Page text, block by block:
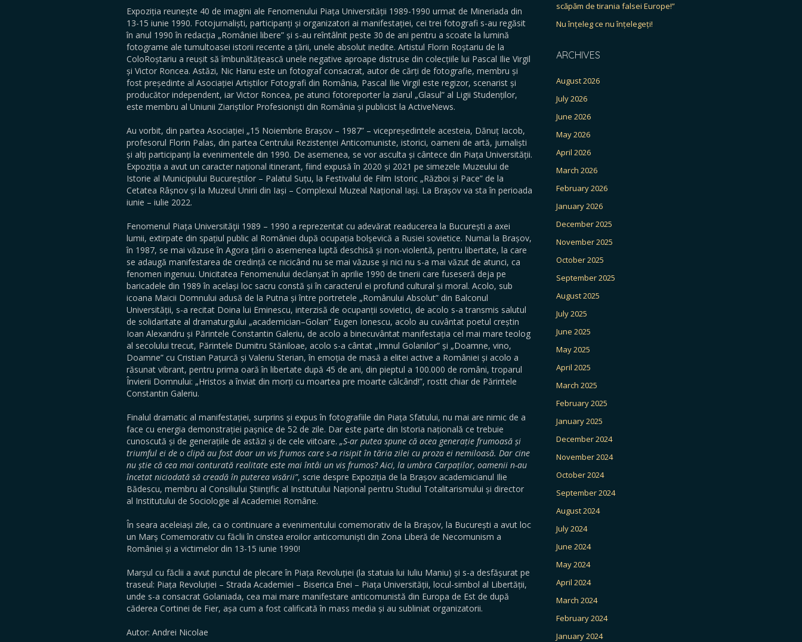
Expoziția reunește 40 de imagini ale Fenomenului Piața Universității 1989-1990 urmat de Mineriada din
13-15 iunie 1990. Fotojurnaliști, participanți și organizatori ai manifestației, cei trei fotografi s-au regăsit
în anul 1990 în redacția „României libere” și s-au reîntâlnit peste 30 de ani pentru a scoate la lumină
fotograme ale tumultoasei istorii recente a țării, unele absolut inedite. Artistul Florin Roștariu de la
ColoRoștariu a reușit să îmbunătățească unele negative aproape distruse din colecțiile lui Pascal Ilie Virgil
și Victor Roncea. Astăzi, Nic Hanu este un fotograf consacrat, autor de cărți de fotografie, membru și
fost președinte al Asociației Artiștilor Fotografi din România, Pascal Ilie Virgil este regizor, scenarist și
producător independent, iar Victor Roncea, pe atunci fotoreporter la ziarul „Glasul” al Ligii Studenților,
este membru al Uniunii Ziariștilor Profesioniști din România și publicist la ActiveNews.
Au vorbit, din partea Asociației „15 Noiembrie Brașov – 1987” – vicepreședintele acesteia, Dănuț Iacob,
profesorul Florin Palas, din partea Centrului Rezistenței Anticomuniste, istorici, oameni de artă, jurnaliști
și alți participanți la evenimentele din 1990. De asemenea, se vor asculta și cântece din Piața Universității.
Expoziția a avut un caracter național itinerant, fiind expusă în 2020 și 2021 pe simezele Muzeului de
Istorie al Municipiului Bucureștilor – Palatul Suțu, la Festivalul de Film Istoric „Război și Pace” de la
Cetatea Râșnov și la Muzeul Unirii din Iași – Complexul Muzeal Național Iași. La Brașov va sta în perioada
iunie – iulie 2022.
Fenomenul Piața Universităţii 1989 – 1990 a reprezentat cu adevărat readucerea la București a axei
lumii, extirpate din spațiul public al României după ocupația bolșevică a Rusiei sovietice. Numai la Brașov,
în 1987, se mai văzuse în Agora țării o asemenea luptă deschisă și non-violentă, pentru libertate, la care
se adaugă manifestarea de credință ce nicicând nu se mai văzuse și nici nu s-a mai văzut de atunci, ca
fenomen ingenuu. Unicitatea Fenomenului declanșat în aprilie 1990 de tinerii care fuseseră deja pe
baricadele din 1989 în același loc sacru constă și în caracterul ei profund cultural și moral. Acolo, sub
icoana Maicii Domnului adusă de la Putna și între portretele „Românului Absolut” din Balconul
Universității, s-a recitat Doina lui Eminescu, interzisă de ocupanții sovietici, de acolo s-a transmis salutul
de solidaritate al dramaturgului „academician–Golan” Eugen Ionescu, acolo au cuvântat poetul creștin
Ioan Alexandru și Părintele Constantin Galeriu, de acolo a binecuvântat manifestația cel mai mare teolog
al secolului trecut, Părintele Dumitru Stăniloae, acolo s-a cântat „Imnul Golanilor” și „Doamne, vino,
Doamne” cu Cristian Pațurcă și Valeriu Sterian, în emoția de masă a elitei active a României și acolo a
răsunat vibrant, pentru prima oară în libertate după 45 de ani, din pieptul a 100.000 de români, troparul
Învierii Domnului: „Hristos a înviat din morți cu moartea pre moarte călcând!”, rostit chiar de Părintele
Constantin Galeriu.
Finalul dramatic al manifestației, surprins și expus în fotografiile din Piața Sfatului, nu mai are nimic de a
face cu energia demonstrației pașnice de 52 de zile. Dar este parte din Istoria națională ce trebuie
cunoscută și de generațiile de astăzi și de cele viitoare. „S-ar putea spune că acea generație frumoasă și
triumful ei de o clipă au fost doar un vis frumos care s-a risipit în tăria zilei cu proza ei nemiloasă. Dar cine
nu știe că cea mai conturată realitate este mai întâi un vis frumos? Aici, la umbra Carpaților, oamenii n-au
încetat niciodată să creadă în puterea visării”, scrie despre Expoziția de la Brașov academicianul Ilie
Bădescu, membru al Consiliului Științific al Institutului Național pentru Studiul Totalitarismului și director
al Institutului de Sociologie al Academiei Române.
În seara aceleiași zile, ca o continuare a evenimentului comemorativ de la Brașov, la București a avut loc
un Marș Comemorativ cu făclii în cinstea eroilor anticomuniști din Zona Liberă de Necomunism a
României și a victimelor din 13-15 iunie 1990!
Marșul cu făclii a avut punctul de plecare în Piața Revoluției (la statuia lui Iuliu Maniu) și s-a desfășurat pe
traseul: Piața Revoluției – Strada Academiei – Biserica Enei – Piața Universității, locul-simbol al Libertății,
unde s-a consacrat Golaniada, cea mai mare manifestare anticomunistă din Europa de Est de după
căderea Cortinei de Fier, așa cum a fost calificată în mass media și au subliniat organizatorii.
Autor: Andrei Nicolae
scăpăm de tirania falsei Europe!”
Nu înțeleg ce nu înțelegeți!
ARCHIVES
August 2026
July 2026
June 2026
May 2026
April 2026
March 2026
February 2026
January 2026
December 2025
November 2025
October 2025
September 2025
August 2025
July 2025
June 2025
May 2025
April 2025
March 2025
February 2025
January 2025
December 2024
November 2024
October 2024
September 2024
August 2024
July 2024
June 2024
May 2024
April 2024
March 2024
February 2024
January 2024